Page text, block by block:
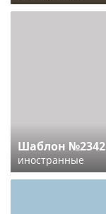
Шаблон №2342
иностранные